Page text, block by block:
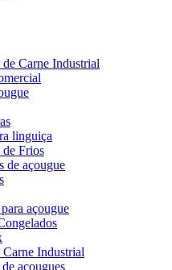
Carne Industrial
linguiça
de Frios
de açougue
açougue
Industrial
açougues